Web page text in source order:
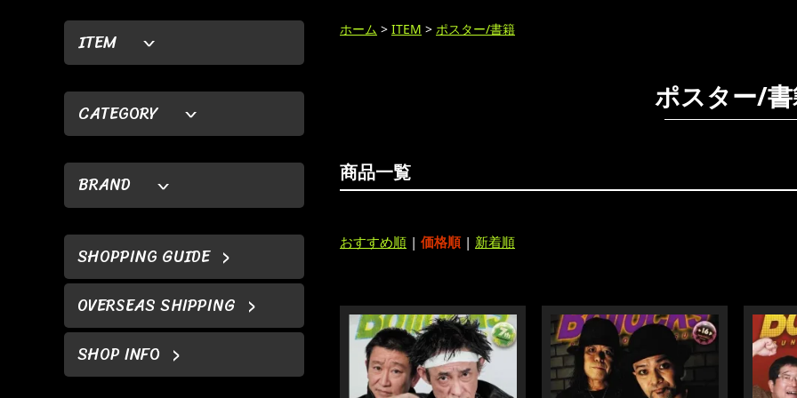
ITEM
CATEGORY
BRAND
SHOPPING GUIDE
OVERSEAS SHIPPING
SHOP INFO
ホーム > ITEM > ポスター/書籍
ポスター/
商品一覧
おすすめ順 | 価格順| 新着順